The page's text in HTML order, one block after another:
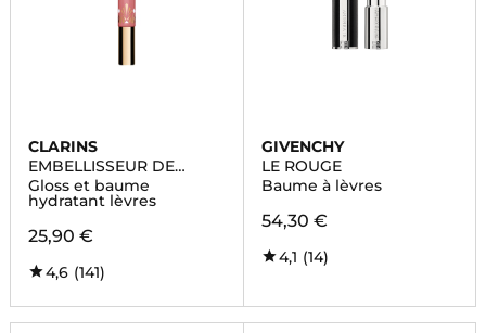
CLARINS
EMBELLISSEUR DE
LEVRES
Gloss et baume
hydratant lèvres
25,90 €
4,6 (141)
GIVENCHY
LE ROUGE
Baume à lèvres
54,30 €
4,1 (14)